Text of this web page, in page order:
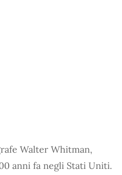
Walter Whitman,
anni fa negli Stati Uniti.